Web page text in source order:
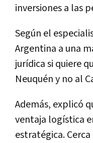
inversiones a las
Según el
Argentina a una
jurídica si quiere
Neuquén y no al
Además, explicó
ventaja logística
estratégica.